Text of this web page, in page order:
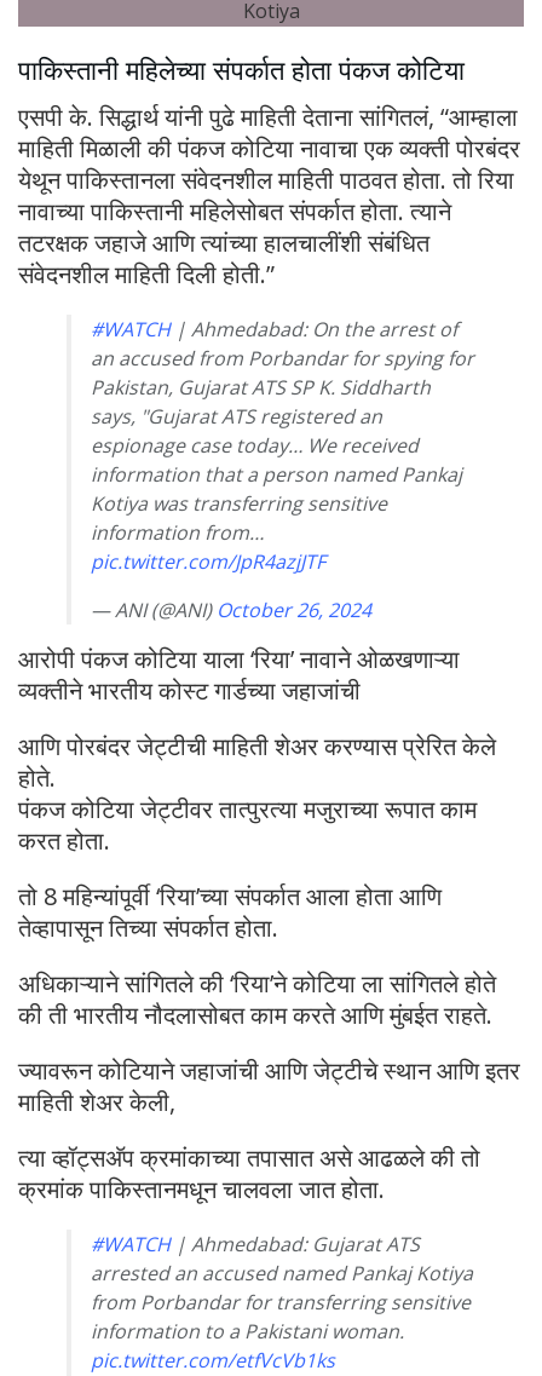
पाकिस्तानी महिलेच्या संपर्कात होता पंकज कोटिया
एसपी के. सिद्धार्थ यांनी पुढे माहिती देताना सांगितलं, “आम्हाला
माहिती मिळाली की पंकज कोटिया नावाचा एक व्यक्ती पोरबंदर
येथून पाकिस्तानला संवेदनशील माहिती पाठवत होता. तो रिया
नावाच्या पाकिस्तानी महिलेसोबत संपर्कात होता. त्याने
तटरक्षक जहाजे आणि त्यांच्या हालचालींशी संबंधित
संवेदनशील माहिती दिली होती.”
#WATCH| Ahmedabad: On the arrest of
an accused from Porbandar for spying for
Pakistan, Gujarat ATS SP K. Siddharth
says, "Gujarat ATS registered an
espionage case today… We received
information that a person named Pankaj
Kotiya was transferring sensitive
information from…
pic.twitter.com/JpR4azjJTF
— ANI (@ANI) October 26, 2024
आरोपी पंकज कोटिया याला ‘रिया’ नावाने ओळखणाऱ्या
व्यक्तीने भारतीय कोस्ट गार्डच्या जहाजांची
आणि पोरबंदर जेट्टीची माहिती शेअर करण्यास प्रेरित केले
होते.
पंकज कोटिया जेट्टीवर तात्पुरत्या मजुराच्या रूपात काम
करत होता.
तो 8 महिन्यांपूर्वी ‘रिया’च्या संपर्कात आला होता आणि
तेव्हापासून तिच्या संपर्कात होता.
अधिकाऱ्याने सांगितले की ‘रिया’ने कोटिया ला सांगितले होते
की ती भारतीय नौदलासोबत काम करते आणि मुंबईत राहते.
ज्यावरून कोटियाने जहाजांची आणि जेट्टीचे स्थान आणि इतर
माहिती शेअर केली,
त्या व्हॉट्सअ‍ॅप क्रमांकाच्या तपासात असे आढळले की तो
क्रमांक पाकिस्तानमधून चालवला जात होता.
#WATCH| Ahmedabad: Gujarat ATS
arrested an accused named Pankaj Kotiya
from Porbandar for transferring sensitive
information to a Pakistani woman.
pic.twitter.com/etfVcVb1ks